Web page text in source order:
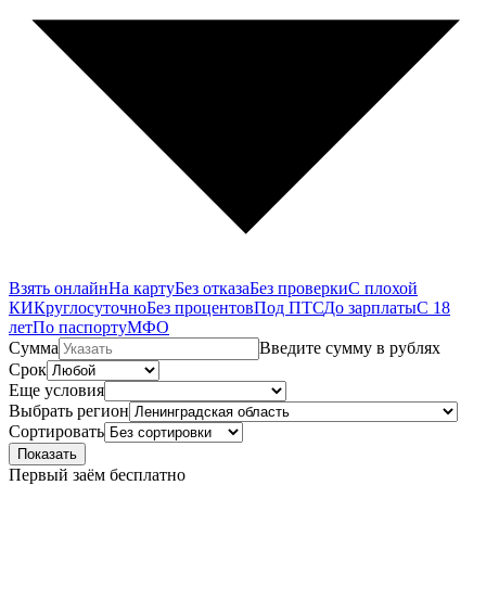
Взять онлайнНа картуБез отказаБез проверкиС плохой
КИКруглосуточноБез процентовПод ПТСДо зарплатыС 18
летПо паспортуМФО
Сумма
Введите сумму в рублях
Срок
Еще условия
Выбрать регион
Сортировать
Показать
Первый заём бесплатно